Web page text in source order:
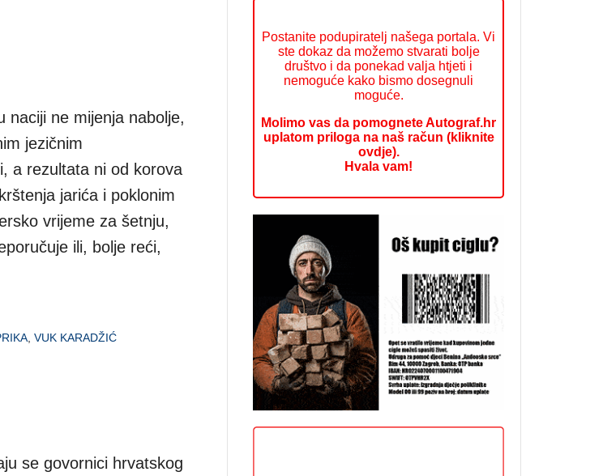
naciji ne mijenja nabolje,
jezičnim
a rezultata ni od korova
jarića i poklonim
vrijeme za šetnju,
ili, bolje reći,
, VUK KARADŽIĆ
se govornici hrvatskog
Postanite podupiratelj našega portala. Vi
ste dokaz da možemo stvarati bolje
društvo i da ponekad valja htjeti i
nemoguće kako bismo dosegnuli
moguće.
Molimo vas da pomognete Autograf.hr
uplatom priloga na naš račun (kliknite
ovdje).
Hvala vam!